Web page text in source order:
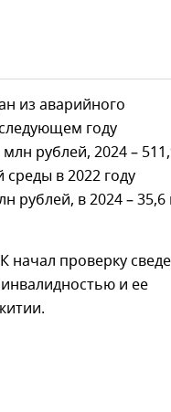
из аварийного
году
рублей, 2024 –
в 2022 году
рублей, в 2024 –
начал проверку
и ее